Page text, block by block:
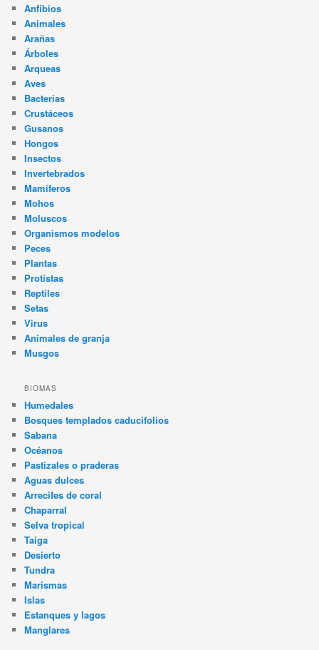
Anfibios
Animales
Arañas
Árboles
Arqueas
Aves
Bacterias
Crustáceos
Gusanos
Hongos
Insectos
Invertebrados
Mamíferos
Mohos
Moluscos
Organismos modelos
Peces
Plantas
Protistas
Reptiles
Setas
Virus
Animales de granja
Musgos
BIOMAS
Humedales
Bosques templados caducifolios
Sabana
Océanos
Pastizales o praderas
Aguas dulces
Arrecifes de coral
Chaparral
Selva tropical
Taiga
Desierto
Tundra
Marismas
Islas
Estanques y lagos
Manglares